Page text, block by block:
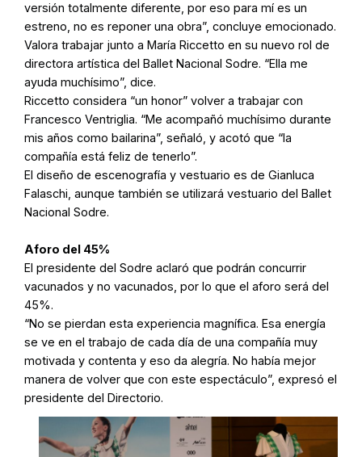
versión totalmente diferente, por eso para mí es un
estreno, no es reponer una obra”, concluye emocionado.
Valora trabajar junto a María Riccetto en su nuevo rol de
directora artística del Ballet Nacional Sodre. “Ella me
ayuda muchísimo”, dice.
Riccetto considera “un honor” volver a trabajar con
Francesco Ventriglia. “Me acompañó muchísimo durante
mis años como bailarina”, señaló, y acotó que “la
compañía está feliz de tenerlo”.
El diseño de escenografía y vestuario es de Gianluca
Falaschi, aunque también se utilizará vestuario del Ballet
Nacional Sodre.
Aforo del 45%
El presidente del Sodre aclaró que podrán concurrir
vacunados y no vacunados, por lo que el aforo será del
45%.
“No se pierdan esta experiencia magnífica. Esa energía
se ve en el trabajo de cada día de una compañía muy
motivada y contenta y eso da alegría. No había mejor
manera de volver que con este espectáculo”, expresó el
presidente del Directorio.